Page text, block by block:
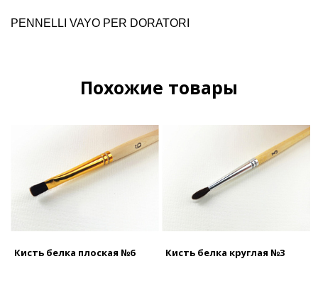
PENNELLI VAYO PER DORATORI
Похожие товары
Кисть белка плоская №6 Кисть белка круглая №3